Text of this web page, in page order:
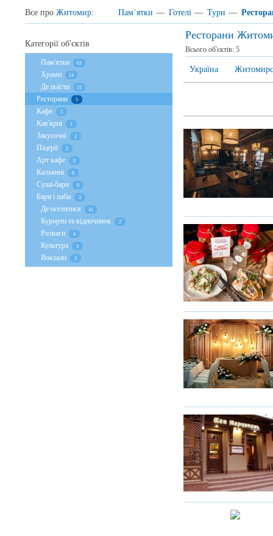
Все про Житомир: Пам`ятки — Готелі — Тури —
Ресторани
Всього об'єктів: 5
Україна
Категорії об'єктів
Пам'ятки 63
Храми 14
Де поїсти 15
Ресторани 5
Кафе 3
Кав'ярні 1
Закусочні 1
Піцерії 2
Арт кафе 0
Кальянні 0
Суші-бари 0
Бари і паби 3
Де оселитися 41
Курорти та відпочинок 2
Розваги 4
Культура 3
Вокзали 3